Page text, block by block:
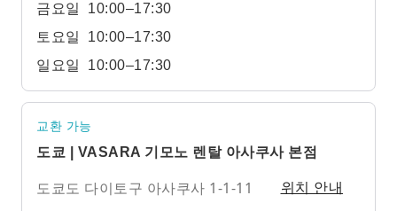
금요일
10:00–17:30
토요일
10:00–17:30
일요일
10:00–17:30
교환 가능
도쿄 | VASARA 기모노 렌탈 아사쿠사 본점
도쿄도 다이토구 아사쿠사 1-1-11 위치 안내